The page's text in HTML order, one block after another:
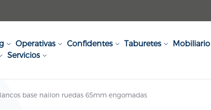
Operativas Confidentes Taburetes
Servicios
base nailon ruedas 65mm engomadas